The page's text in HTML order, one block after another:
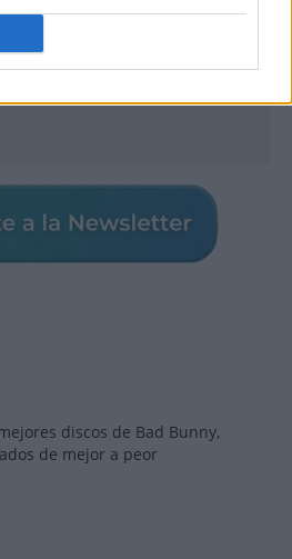
discos de Bad Bunny,
de mejor a peor